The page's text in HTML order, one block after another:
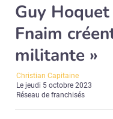
Guy
Fnaim
militante »
Christian Capitaine
Lejeudi 5 octobre 2023
Réseau de franchisés